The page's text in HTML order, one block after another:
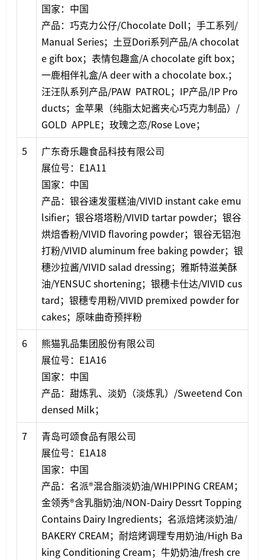
国家：中国
产品：巧克力公仔/Chocolate Doll；手工系列/
Manual Series；土豆Dori系列产品/A chocolat
e gift box；表情包趣盒/A chocolate gift box；
一鹿相伴礼盒/A deer with a chocolate box.；
汪汪队系列产品/PAW PATROL；IP产品/IP Pro
ducts；金苹果（纯脂太妃酱夹心巧克力制品）/
GOLD APPLE；玫瑰之恋/Rose Love；
5
广东奇乐趣食品科技有限公司
展位号：E1A11
国家：中国
产品：银谷速发蛋糕油/VIVID instant cake emu
lsifier；银谷塔塔粉/VIVID tartar powder；银谷
烘焙香粉/VIVID flavoring powder；银谷无铝泡
打粉/VIVID aluminum free baking powder；银
穗沙拉酱/VIVID salad dressing；雅斯特滋美酥
油/YENSUC shortening；银穗卡仕达/VIVID cus
tard；银穗专用粉/VIVID premixed powder for
cakes；原味曲奇预拌粉
6
熊猫乳品集团股份有限公司
展位号：E1A16
国家：中国
产品：甜炼乳、淡奶（淡炼乳）/Sweetend Con
densed Milk；
7
青岛可颂食品有限公司
展位号：E1A18
国家：中国
产品：名派®混合脂淡奶油/WHIPPING CREAM；
金领秀®含乳脂奶油/NON-Dairy Dessrt Topping
Contains Dairy Ingredients；名派焙烤淡奶油/
BAKERY CREAM；耐焙烤调理专用奶油/High Ba
king Conditioning Cream；牛奶奶油/fresh cre